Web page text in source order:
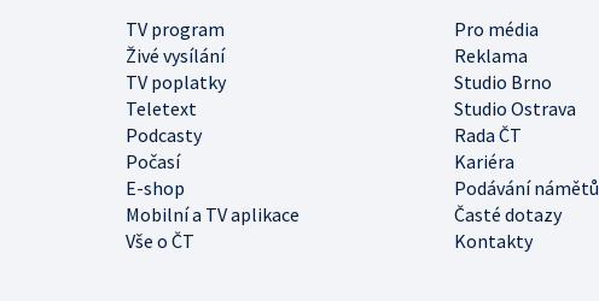
TV program
Pro média
Živé vysílání
Reklama
TV poplatky
Studio Brno
Teletext
Studio Ostrava
Podcasty
Rada ČT
Počasí
Kariéra
E-shop
Podávání námětů
Mobilní a TV aplikace
Časté dotazy
Vše o ČT
Kontakty